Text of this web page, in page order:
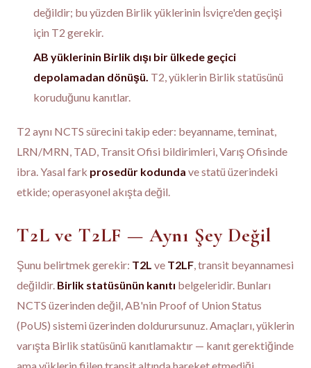
değildir; bu yüzden Birlik yüklerinin İsviçre'den geçişi
için T2 gerekir.
AB yüklerinin Birlik dışı bir ülkede geçici
depolamadan dönüşü. T2, yüklerin Birlik statüsünü
koruduğunu kanıtlar.
T2 aynı NCTS sürecini takip eder: beyanname, teminat,
LRN/MRN, TAD, Transit Ofisi bildirimleri, Varış Ofisinde
ibra. Yasal fark prosedür kodunda ve statü üzerindeki
etkide; operasyonel akışta değil.
T2L ve T2LF — Aynı Şey Değil
Şunu belirtmek gerekir: T2L ve T2LF, transit beyannamesi
değildir. Birlik statüsünün kanıtı belgeleridir. Bunları
NCTS üzerinden değil, AB'nin Proof of Union Status
(PoUS) sistemi üzerinden doldurursunuz. Amaçları, yüklerin
varışta Birlik statüsünü kanıtlamaktır — kanıt gerektiğinde